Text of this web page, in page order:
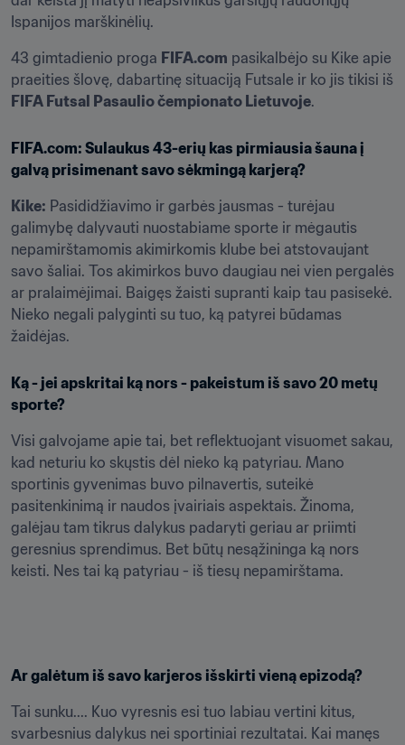
Ispanijos marškinėlių.
43 gimtadienio proga FIFA.com pasikalbėjo su Kike apie
FIFA Futsal Pasaulio čempionato Lietuvoje.
FIFA.com: Sulaukus 43-erių kas pirmiausia šauna į
galvą prisimenant savo sėkmingą karjerą?
Kike: Pasididžiavimo ir garbės jausmas - turėjau
galimybę dalyvauti nuostabiame sporte ir mėgautis
nepamirštamomis akimirkomis klube bei atstovaujant
savo šaliai. Tos akimirkos buvo daugiau nei vien pergalės
ar pralaimėjimai. Baigęs žaisti supranti kaip tau pasisekė.
Nieko negali palyginti su tuo, ką patyrei būdamas
žaidėjas.
Ką - jei apskritai ką nors - pakeistum iš savo 20 metų
sporte?
Visi galvojame apie tai, bet reflektuojant visuomet sakau,
kad neturiu ko skųstis dėl nieko ką patyriau. Mano
sportinis gyvenimas buvo pilnavertis, suteikė
pasitenkinimą ir naudos įvairiais aspektais. Žinoma,
galėjau tam tikrus dalykus padaryti geriau ar priimti
geresnius sprendimus. Bet būtų nesąžininga ką nors
keisti. Nes tai ką patyriau - iš tiesų nepamirštama.
Ar galėtum iš savo karjeros išskirti vieną epizodą?
Tai sunku.... Kuo vyresnis esi tuo labiau vertini kitus,
svarbesnius dalykus nei sportiniai rezultatai. Kai manęs